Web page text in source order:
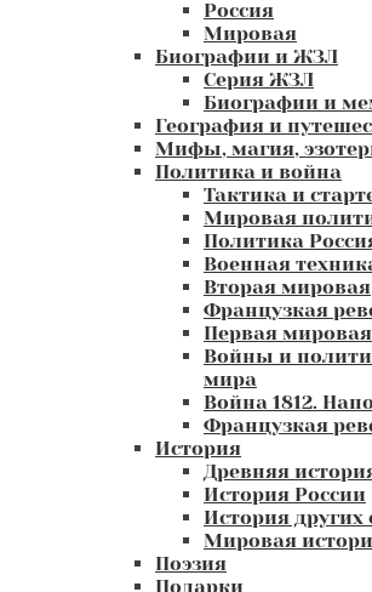
Россия
Мировая
Биографии и ЖЗЛ
Серия ЖЗЛ
Биографии и
География и
Мифы, магия,
Политика и война
Тактика и
Мировая
Политика
Военная
Вторая мировая
Французкая
Первая мировая
Войны и
мира
Война 1812.
Французкая
История
Древняя
История России
История других
Мировая
Поэзия
Подарки